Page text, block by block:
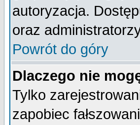
autoryzacja.
oraz
Powrót do góry
Dlaczego nie
Tylko
zapobiec